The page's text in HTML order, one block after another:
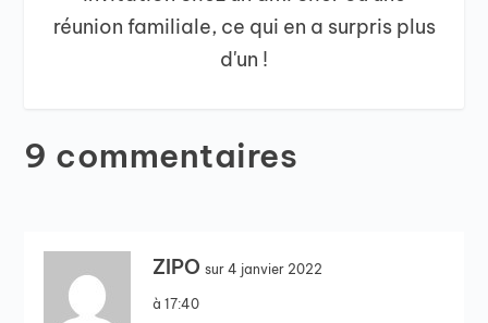
réunion familiale, ce qui en a surpris plus
d'un !
9 commentaires
ZIPO sur 4 janvier 2022
à 17:40